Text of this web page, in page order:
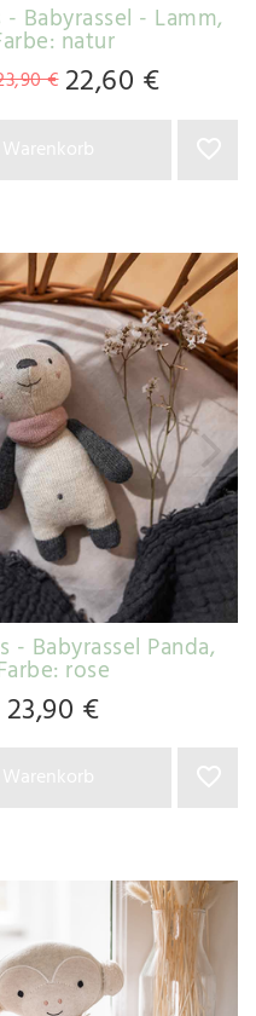
Babyrassel - Lamm,
natur
€ 22,60 €
- Babyrassel Panda,
rose
23,90 €